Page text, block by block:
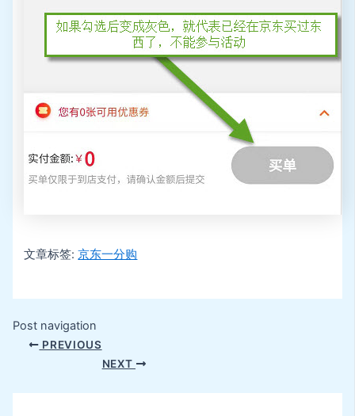
文章标签:京东一分购
Post navigation
PREVIOUS
NEXT